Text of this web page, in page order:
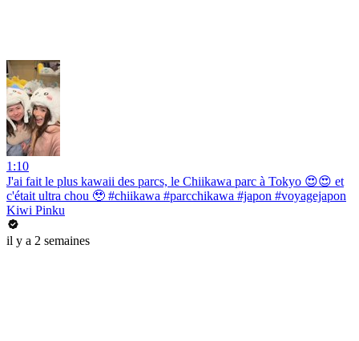
1:10
J'ai fait le plus kawaii des parcs, le Chiikawa parc à Tokyo 😍😍 et
c'était ultra chou 🥹 #chiikawa #parcchikawa #japon #voyagejapon
Kiwi Pinku
il y a 2 semaines